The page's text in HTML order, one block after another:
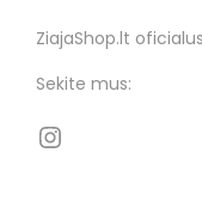
ZiajaShop.lt
Sekite mus: